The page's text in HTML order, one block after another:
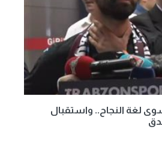
لغة النجاح.. واستقبال